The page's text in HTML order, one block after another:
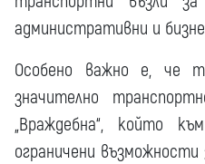
административни и
Особено важно е, че
значително
„Враждебна“, който
ограничени